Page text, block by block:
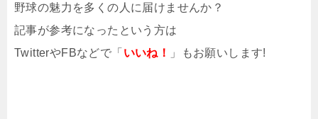
野球の魅力を多くの人に届けませんか？
記事が参考になったという方は
TwitterやFBなどで「 いいね！ 」もお願いします!